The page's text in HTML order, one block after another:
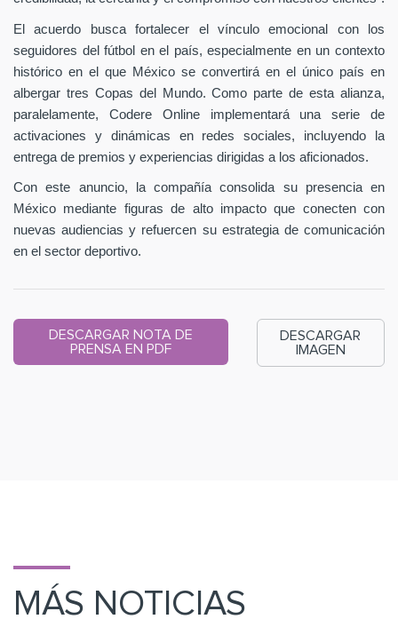
El acuerdo busca fortalecer el vínculo emocional con los
seguidores del fútbol en el país, especialmente en un contexto
histórico en el que México se convertirá en el único país en
albergar tres Copas del Mundo. Como parte de esta alianza,
paralelamente, Codere Online implementará una serie de
activaciones y dinámicas en redes sociales, incluyendo la
entrega de premios y experiencias dirigidas a los aficionados.
Con este anuncio, la compañía consolida su presencia en
México mediante figuras de alto impacto que conecten con
nuevas audiencias y refuercen su estrategia de comunicación
en el sector deportivo.
DESCARGAR NOTA DE
PRENSA EN PDF
DESCARGAR
IMAGEN
MÁS NOTICIAS